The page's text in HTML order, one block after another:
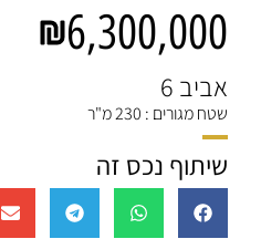
6,300,000
אביב 6
שטח מגורים : 230 מ"ר
שיתוף נכס זה